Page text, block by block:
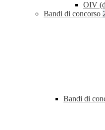
OIV
Bandi di concorso
Bandi di